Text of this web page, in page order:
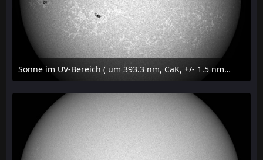
Sonne im UV-Bereich ( um 393.3 nm, CaK, +/- 1.5 nm) am 25. Juli 2026 um 15:32 MESZ
27. Juli 2026 um 20:32